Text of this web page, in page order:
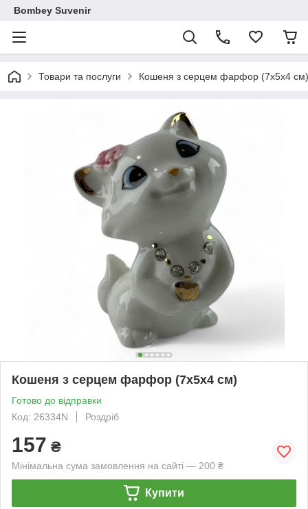
Bombey Suvenir
Товари та послуги Кошеня з серцем фарфор (7х5х4 см)
Кошеня з серцем фарфор (7х5х4 см)
Готово до відправки
Код: 26334N
Роздріб
157 ₴
Мінімальна сума замовлення на сайті — 200 ₴
Купити